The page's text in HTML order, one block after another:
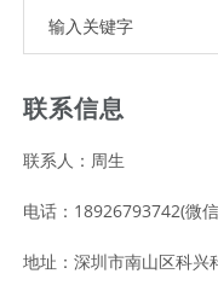
联系信息
联系人：周生
电话：18926793742(微
地址：深圳市南山区科兴